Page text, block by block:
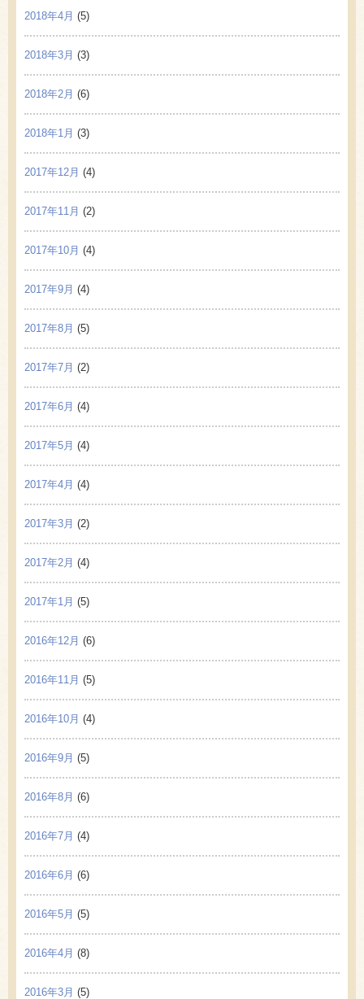
2018年4月 (5)
2018年3月 (3)
2018年2月 (6)
2018年1月 (3)
2017年12月 (4)
2017年11月 (2)
2017年10月 (4)
2017年9月 (4)
2017年8月 (5)
2017年7月 (2)
2017年6月 (4)
2017年5月 (4)
2017年4月 (4)
2017年3月 (2)
2017年2月 (4)
2017年1月 (5)
2016年12月 (6)
2016年11月 (5)
2016年10月 (4)
2016年9月 (5)
2016年8月 (6)
2016年7月 (4)
2016年6月 (6)
2016年5月 (5)
2016年4月 (8)
2016年3月 (5)